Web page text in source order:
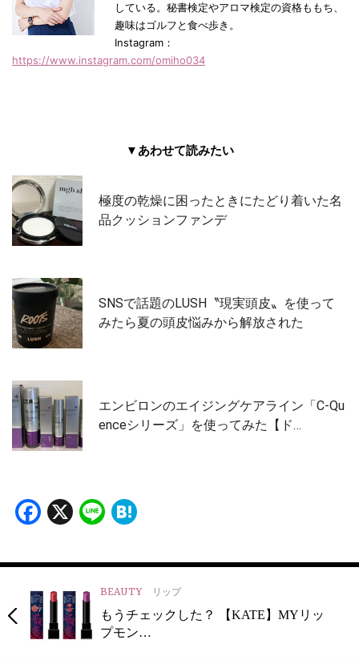
している。秘書検定やアロマ検定の資格ももち、
趣味はゴルフと食べ歩き。
Instagram：
https://www.instagram.com/omiho034
▼あわせて読みたい
極度の乾燥に困ったときにたどり着いた名
品クッションファンデ
SNSで話題のLUSH〝現実頭皮〟を使って
みたら夏の頭皮悩みから解放された
エンビロンのエイジングケアライン「C-Qu
enceシリーズ」を使ってみた【ド…
Facebook
X Line
BEAUTY リップ
もうチェックした？ 【KATE】MYリッ
プモン…